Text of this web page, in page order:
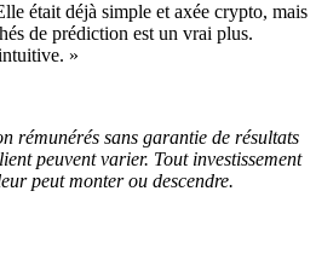
était déjà simple et axée crypto, mais
de prédiction est un vrai plus.
»
rémunérés sans garantie de résultats
peuvent varier. Tout investissement
peut monter ou descendre.